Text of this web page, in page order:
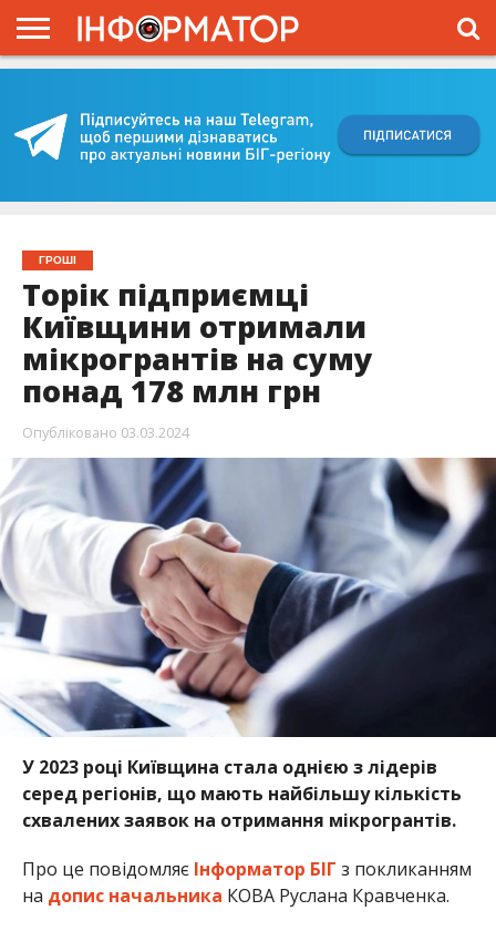
ПРОЄКТ
ГРОШІ
Торік підприємці
Київщини отримали
мікрогрантів на суму
понад 178 млн грн
Опубліковано 03.03.2024
У 2023 році Київщина стала однією з лідерів
серед регіонів, що мають найбільшу кількість
схвалених заявок на отримання мікрогрантів.
Про це повідомляє Інформатор БІГ з покликанням
на дописначальника КОВА Руслана Кравченка.